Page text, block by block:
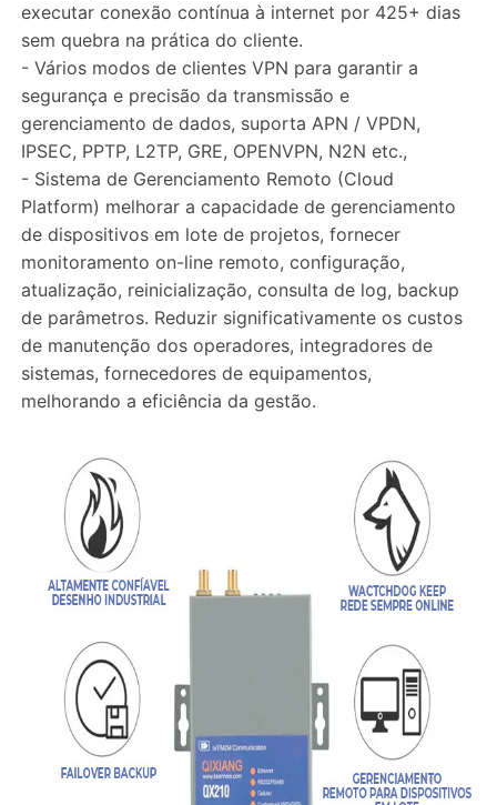
executar conexão contínua à internet por 425+ dias
sem quebra na prática do cliente.
- Vários modos de clientes VPN para garantir a
segurança e precisão da transmissão e
gerenciamento de dados, suporta APN / VPDN,
IPSEC, PPTP, L2TP, GRE, OPENVPN, N2N etc.,
- Sistema de Gerenciamento Remoto (Cloud
Platform) melhorar a capacidade de gerenciamento
de dispositivos em lote de projetos, fornecer
monitoramento on-line remoto, configuração,
atualização, reinicialização, consulta de log, backup
de parâmetros. Reduzir significativamente os custos
de manutenção dos operadores, integradores de
sistemas, fornecedores de equipamentos,
melhorando a eficiência da gestão.